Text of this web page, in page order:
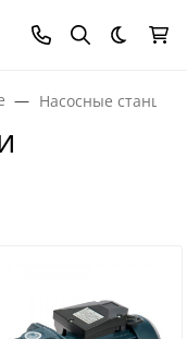
Темная
Насосные станции